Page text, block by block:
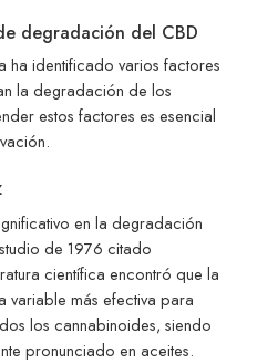
degradación del CBD
ha identificado varios factores
la degradación de los
estos factores es esencial
en la degradación
de 1976 citado
científica encontró que la
variable más efectiva para
los cannabinoides, siendo
pronunciado en aceites.